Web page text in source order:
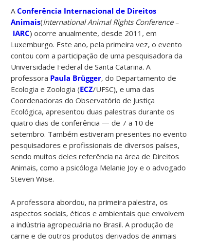
AConferência Internacional de Direitos
Animais(International Animal Rights Conference–
IARC) ocorre anualmente, desde 2011, em
Luxemburgo. Este ano, pela primeira vez, o evento
contou com a participação de uma pesquisadora da
Universidade Federal de Santa Catarina. A
professora Paula Brügger, do Departamento de
Ecologia e Zoologia (ECZ/UFSC), e uma das
Coordenadoras do Observatório de Justiça
Ecológica, apresentou duas palestras durante os
quatro dias de conferência — de 7 a 10 de
setembro. Também estiveram presentes no evento
pesquisadores e profissionais de diversos países,
sendo muitos deles referência na área de Direitos
Animais, como a psicóloga Melanie Joy e o advogado
Steven Wise.
A professora abordou, na primeira palestra, os
aspectos sociais, éticos e ambientais que envolvem
a indústria agropecuária no Brasil. A produção de
carne e de outros produtos derivados de animais